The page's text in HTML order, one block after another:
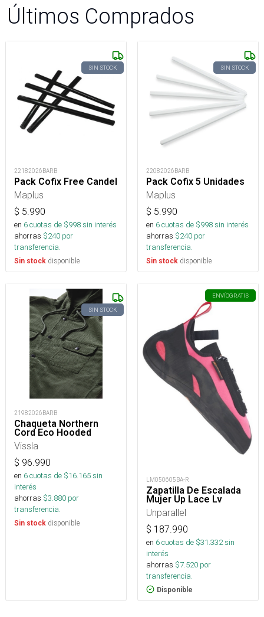
Últimos Comprados
SIN STOCK
22182026BARB
Pack Cofix Free Candel
Maplus
$ 5.990
en 6cuotas de $998sin interés
ahorras $240 por
transferencia.
Sin stock disponible
SIN STOCK
22082026BARB
Pack Cofix 5 Unidades
Maplus
$ 5.990
en 6cuotas de $998sin interés
ahorras $240 por
transferencia.
Sin stock disponible
SIN STOCK
21982026BARB
Chaqueta Northern
Cord Eco Hooded
Vissla
$ 96.990
en 6cuotas de $16.165sin
interés
ahorras $3.880 por
transferencia.
Sin stock disponible
ENVÍOGRATIS
LM050605BA-R
Zapatilla De Escalada
Mujer Up Lace Lv
Unparallel
$ 187.990
en 6cuotas de $31.332sin
interés
ahorras $7.520 por
transferencia.
Disponible